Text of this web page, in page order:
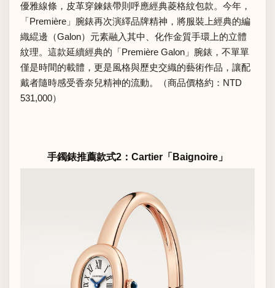
優雅線條，皮革穿鍊錶帶則呼應經典菱格紋包款。今年，
「Première」腕錶再次演繹品牌精神，將服裝上經典的編
織緄邊（Galon）元素融入其中、化作金質手環上的立體
紋理。這款延續經典的「Première Galon」腕錶，不單單
僅是時間的載體，更是風格與歷史交織的藝術作品，讓配
戴者隨時感受香奈兒精神的流動。（商品價格約：NTD
531,000）
手鐲錶推薦款式2：Cartier「Baignoire」